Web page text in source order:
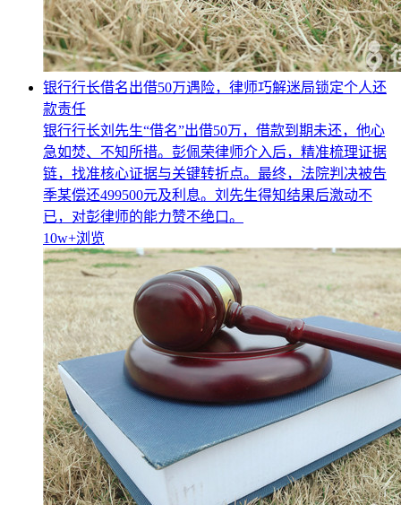
银行行长借名出借50万遇险，律师巧解迷局锁定个人还
款责任
银行行长刘先生“借名”出借50万，借款到期未还，他心
急如焚、不知所措。彭佩荣律师介入后，精准梳理证据
链，找准核心证据与关键转折点。最终，法院判决被告
季某偿还499500元及利息。刘先生得知结果后激动不
已，对彭律师的能力赞不绝口。
10w+浏览